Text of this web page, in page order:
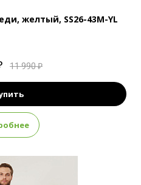
желтый, SS26-43M-YL
11 990 ₽